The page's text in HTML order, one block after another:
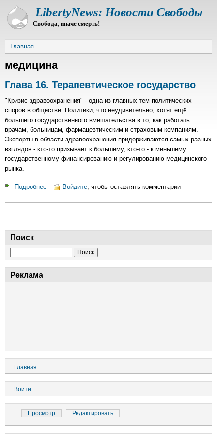
Перейти
основному
LibertyNews: Новости Свободы
Свобода, иначе смерть!
Строка
навигации
Главная
медицина
Глава 16. Терапевтическое государство
"Кризис здравоохранения" - одна из главных тем политических
споров в обществе. Политики, что неудивительно, хотят ещё
большего государственного вмешательства в то, как работать
врачам, больницам, фармацевтическим и страховым компаниям.
Эксперты в области здравоохранения придерживаются самых разных
взглядов - кто-то призывает к большему, кто-то - к меньшему
государственному финансированию и регулированию медицинского
рынка.
Подробнее Войдите, чтобы оставлять комментарии
Поиск
Реклама
Основная
навигация
Главная
Меню
учётной
записи
пользователя
Войти
Главные
вкладки
Просмотр (активнаяРедактировать